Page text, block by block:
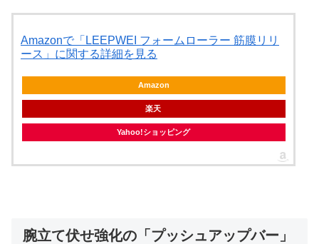
Amazonで「LEEPWEI フォームローラー 筋膜リリ
ース」に関する詳細を見る
Amazon
楽天
Yahoo!ショッピング
腕立て伏せ強化の「プッシュアップバー」